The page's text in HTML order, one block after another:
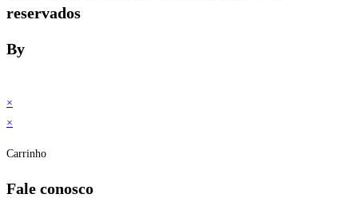
reservados
By
×
×
Carrinho
Fale conosco